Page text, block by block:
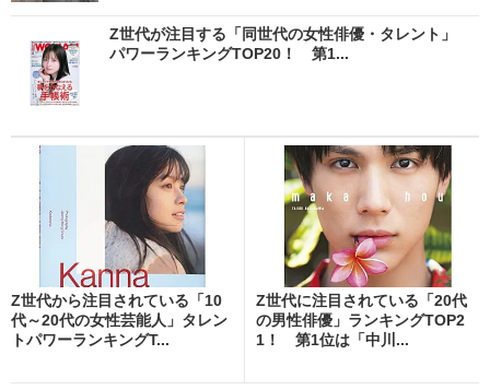
Z世代が注目する「同世代の女性俳優・タレント」
パワーランキングTOP20！ 第1...
Z世代から注目されている「10
代～20代の女性芸能人」タレン
トパワーランキングT...
Z世代に注目されている「20代
の男性俳優」ランキングTOP2
1！ 第1位は「中川...